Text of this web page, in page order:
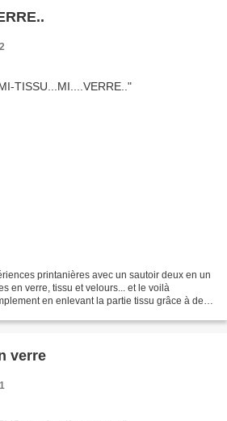
printanières avec un sautoir deux en un
en verre, tissu et velours... et le voilà
en enlevant la partie tissu grâce à des
verre